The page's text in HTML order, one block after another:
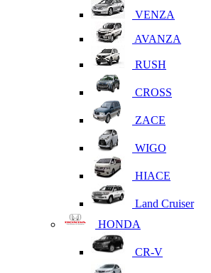
VENZA
AVANZA
RUSH
CROSS
ZACE
WIGO
HIACE
Land Cruiser
HONDA
CR-V